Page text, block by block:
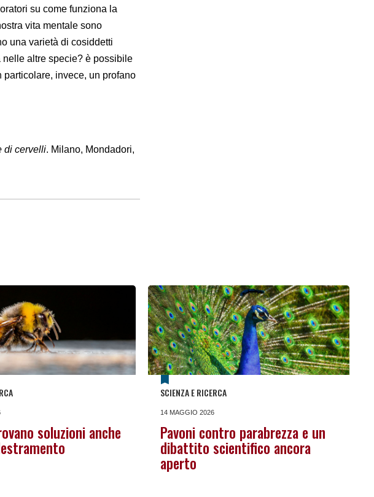
su come funziona la
vita mentale sono
una varietà di cosiddetti
altre specie? è possibile
invece, un profano
di cervelli. Milano, Mondadori,
soluzioni anche
SCIENZA E RICERCA
14 MAGGIO 2026
Pavoni contro parabrezza e un
dibattito scientifico ancora
aperto